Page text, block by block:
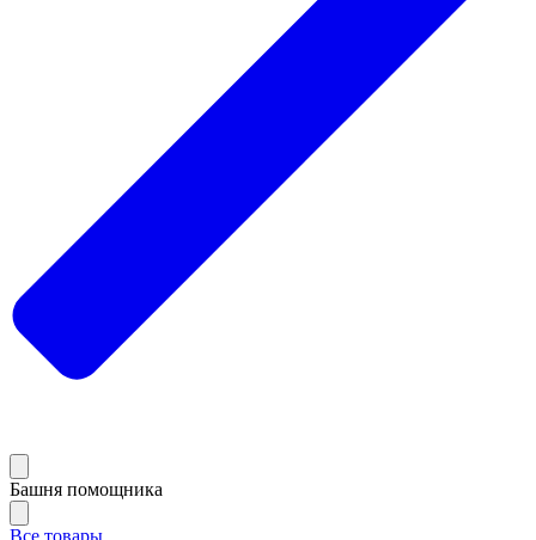
Башня помощника
Все товары